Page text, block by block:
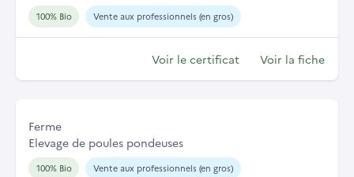
100% Bio Vente aux professionnels (en gros)
Voir le certificat Voir la fiche
Ferme
Elevage de poules pondeuses
100% Bio Vente aux professionnels (en gros)